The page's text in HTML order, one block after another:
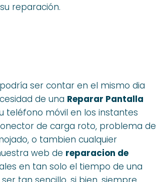
reparación.
ser contar en el mismo dia
de una Reparar Pantalla
teléfono móvil en los instantes
de carga roto, problema de
o tambien cualquier
web de reparacion de
en tan solo el tiempo de una